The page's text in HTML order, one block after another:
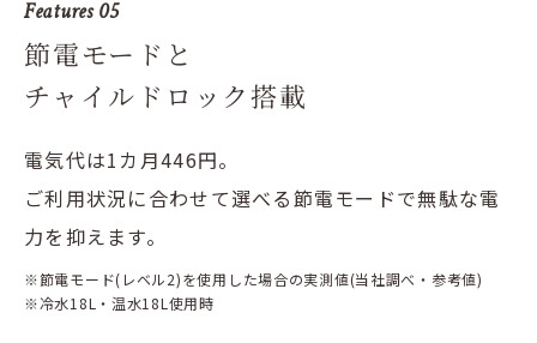
Features 05
節電モードと
チャイルドロック搭載
電気代は1カ月446円。
ご利用状況に合わせて選べる節電モードで無駄な電
力を抑えます。
※節電モード(レベル2)を使用した場合の実測値(当社調べ・参考値)
※冷水18L・温水18L使用時